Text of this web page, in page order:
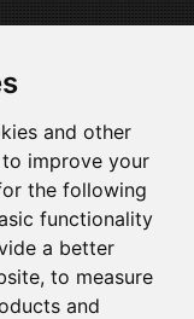
and other
improve your
the following
functionality
a better
, to measure
and
ed Enti Locali
elettroniche,
Formazione